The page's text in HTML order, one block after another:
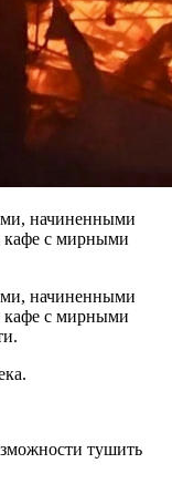
начиненными
кафе с мирными
начиненными
кафе с мирными
тушить